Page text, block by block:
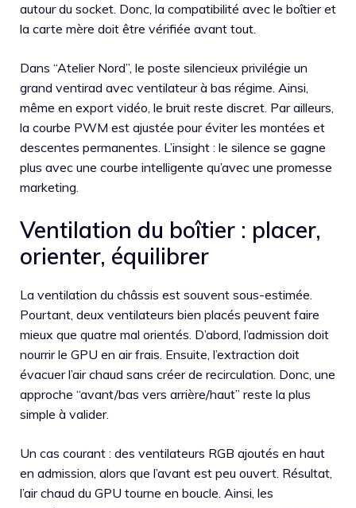
autour du socket. Donc, la compatibilité avec le boîtier et
la carte mère doit être vérifiée avant tout.
Dans “Atelier Nord”, le poste silencieux privilégie un
grand ventirad avec ventilateur à bas régime. Ainsi,
même en export vidéo, le bruit reste discret. Par ailleurs,
la courbe PWM est ajustée pour éviter les montées et
descentes permanentes. L’insight : le silence se gagne
plus avec une courbe intelligente qu’avec une promesse
marketing.
Ventilation du boîtier : placer,
orienter, équilibrer
La ventilation du châssis est souvent sous-estimée.
Pourtant, deux ventilateurs bien placés peuvent faire
mieux que quatre mal orientés. D’abord, l’admission doit
nourrir le GPU en air frais. Ensuite, l’extraction doit
évacuer l’air chaud sans créer de recirculation. Donc, une
approche “avant/bas vers arrière/haut” reste la plus
simple à valider.
Un cas courant : des ventilateurs RGB ajoutés en haut
en admission, alors que l’avant est peu ouvert. Résultat,
l’air chaud du GPU tourne en boucle. Ainsi, les